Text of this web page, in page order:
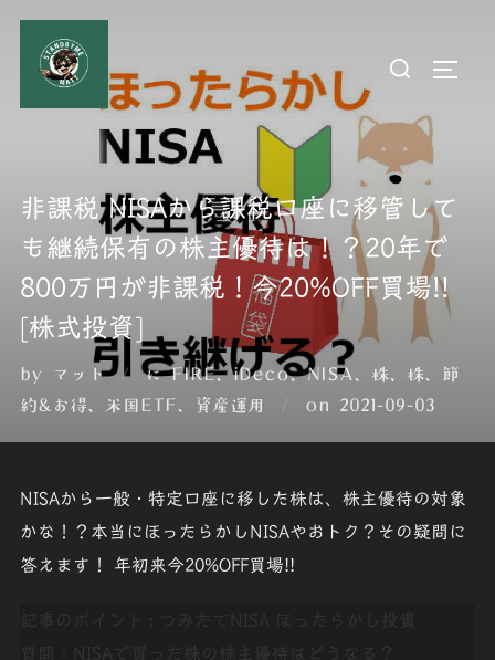
検
対
象:
非課税 NISAから課税口座に移管して
も継続保有の株主優待は！？20年で
800万円が非課税！今20%OFF買場!!
[株式投資]
by マット にFIRE、iDeco、NISA 株 株
節
約&お得
米国ETF 資産運用 on 投
2021-09-03
NISAから一般・特定口座に移した株は、株主優待の対象
かな！？本当に ほったらかし NISAやおトク ？その疑問に
答えます！
年初来今20%OFF買場!!